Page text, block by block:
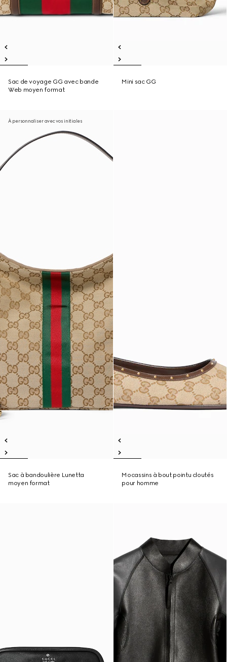
Sac de voyage GG avec bande
Web moyen format
Mini sac GG
À personnaliser avec vos initiales
Sac à bandoulière Lunetta
moyen format
Mocassins à bout pointu cloutés
pour homme